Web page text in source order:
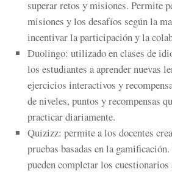
superar retos y misiones. Permite
misiones y los desafíos según la
incentivar la participación y la
Duolingo: utilizado en clases de
los estudiantes a aprender nuevas
ejercicios interactivos y
de niveles, puntos y recompensas
practicar diariamente.
Quizizz: permite a los docentes
pruebas basadas en la
pueden completar los